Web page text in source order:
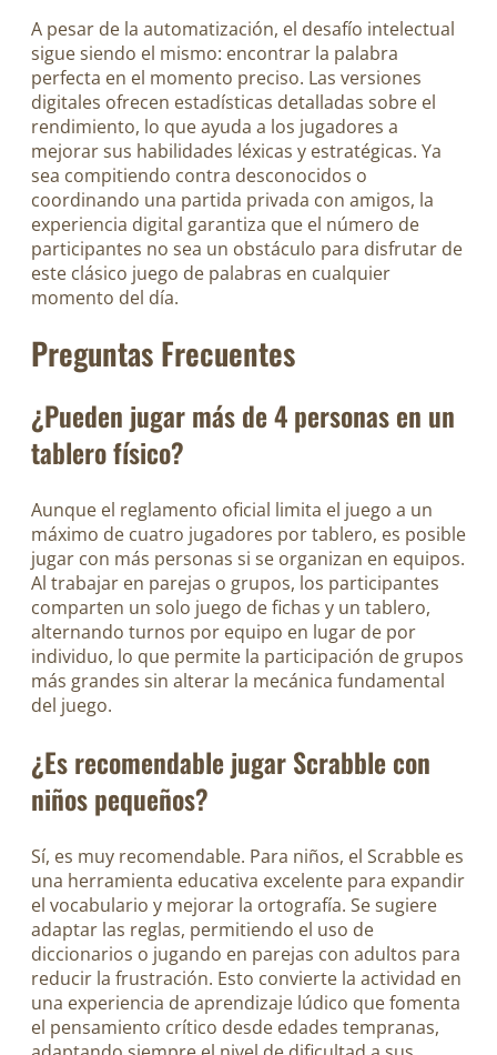
A pesar de la automatización, el desafío intelectual
sigue siendo el mismo: encontrar la palabra
perfecta en el momento preciso. Las versiones
digitales ofrecen estadísticas detalladas sobre el
rendimiento, lo que ayuda a los jugadores a
mejorar sus habilidades léxicas y estratégicas. Ya
sea compitiendo contra desconocidos o
coordinando una partida privada con amigos, la
experiencia digital garantiza que el número de
participantes no sea un obstáculo para disfrutar de
este clásico juego de palabras en cualquier
momento del día.
Preguntas Frecuentes
¿Pueden jugar más de 4 personas en un
tablero físico?
Aunque el reglamento oficial limita el juego a un
máximo de cuatro jugadores por tablero, es posible
jugar con más personas si se organizan en equipos.
Al trabajar en parejas o grupos, los participantes
comparten un solo juego de fichas y un tablero,
alternando turnos por equipo en lugar de por
individuo, lo que permite la participación de grupos
más grandes sin alterar la mecánica fundamental
del juego.
¿Es recomendable jugar Scrabble con
niños pequeños?
Sí, es muy recomendable. Para niños, el Scrabble es
una herramienta educativa excelente para expandir
el vocabulario y mejorar la ortografía. Se sugiere
adaptar las reglas, permitiendo el uso de
diccionarios o jugando en parejas con adultos para
reducir la frustración. Esto convierte la actividad en
una experiencia de aprendizaje lúdico que fomenta
el pensamiento crítico desde edades tempranas,